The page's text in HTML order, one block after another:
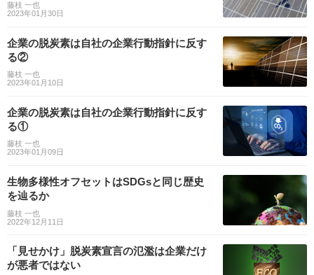
藤枝 一也
2023年01月30日
企業の脱炭素は自社の企業行動指針に反す
る②
藤枝 一也
2023年01月10日
企業の脱炭素は自社の企業行動指針に反す
る①
藤枝 一也
2023年01月09日
生物多様性オフセットはSDGsと同じ歴史
を辿るか
藤枝 一也
2022年12月11日
「見せかけ」脱炭素宣言の氾濫は企業だけ
が悪者ではない